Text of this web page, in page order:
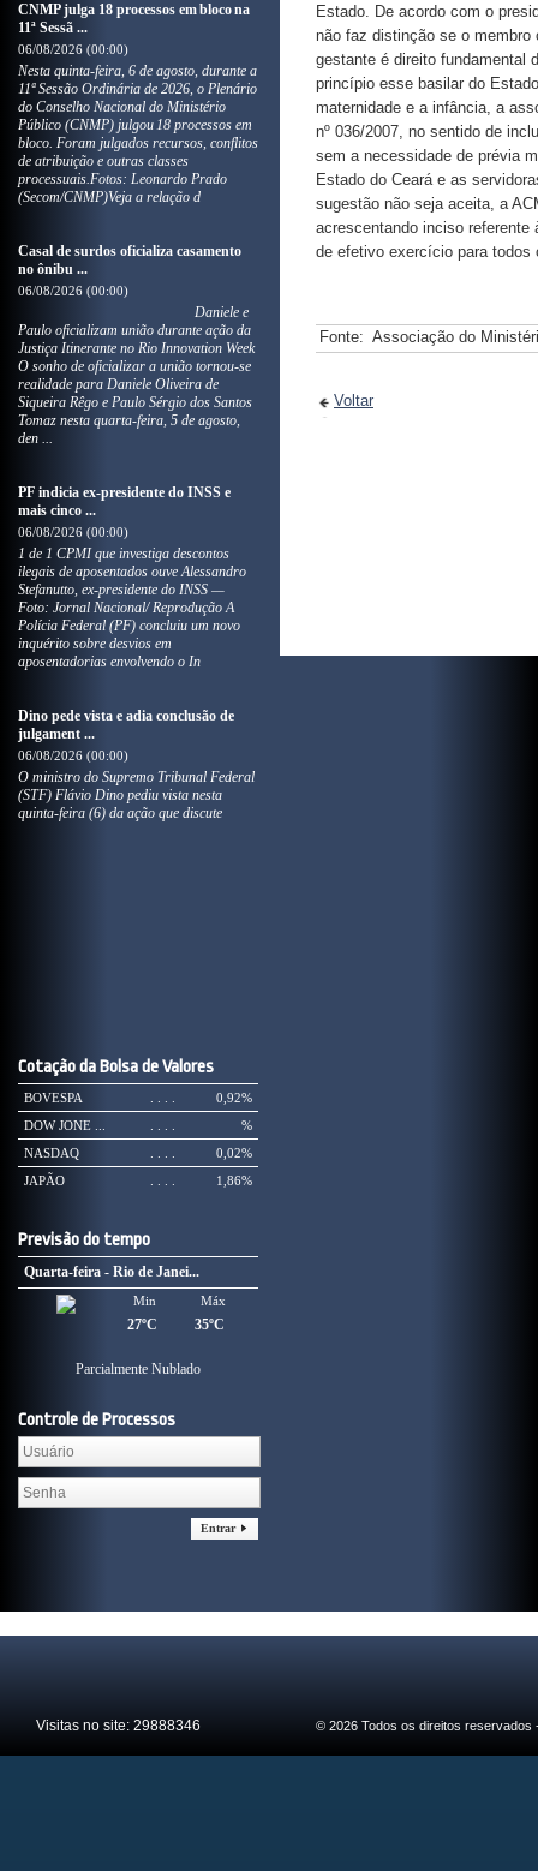
CNMP julga 18 processos em bloco na
11ª Sessã ...
06/08/2026 (00:00)
Nesta quinta-feira, 6 de agosto, durante a
11ª Sessão Ordinária de 2026, o Plenário
do Conselho Nacional do Ministério
Público (CNMP) julgou 18 processos em
bloco. Foram julgados recursos, conflitos
de atribuição e outras classes
processuais.Fotos: Leonardo Prado
(Secom/CNMP)Veja a relação d
Casal de surdos oficializa casamento
no ônibu ...
06/08/2026 (00:00)
Daniele e
Paulo oficializam união durante ação da
Justiça Itinerante no Rio Innovation Week
O sonho de oficializar a união tornou-se
realidade para Daniele Oliveira de
Siqueira Rêgo e Paulo Sérgio dos Santos
Tomaz nesta quarta-feira, 5 de agosto,
den ...
PF indicia ex-presidente do INSS e
mais cinco ...
06/08/2026 (00:00)
1 de 1 CPMI que investiga descontos
ilegais de aposentados ouve Alessandro
Stefanutto, ex-presidente do INSS —
Foto: Jornal Nacional/ Reprodução A
Polícia Federal (PF) concluiu um novo
inquérito sobre desvios em
aposentadorias envolvendo o In
Dino pede vista e adia conclusão de
julgament ...
06/08/2026 (00:00)
O ministro do Supremo Tribunal Federal
(STF) Flávio Dino pediu vista nesta
quinta-feira (6) da ação que discute
Cotação da Bolsa de Valores
BOVESPA 0,92%
DOW JONE ...
%
NASDAQ
0,02%
JAPÃO
1,86%
Previsão do tempo
Quarta-feira - Rio de Janei...
Máx
35ºC
Min
27ºC
Parcialmente Nublado
Controle de Processos
Entrar
Estado. De acordo com o
não faz distinção se o membro
gestante é direito fundamental
princípio esse basilar do
maternidade e a infância, a
nº 036/2007, no sentido de
sem a necessidade de prévia
Estado do Ceará e as
sugestão não seja aceita, a
acrescentando inciso
de efetivo exercício para todos
Fonte: Associação do
Voltar
Visitas no site: 29888346 © 2026 Todos os direitos reservados